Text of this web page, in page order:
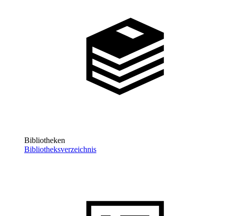
Bibliotheken
Bibliotheksverzeichnis